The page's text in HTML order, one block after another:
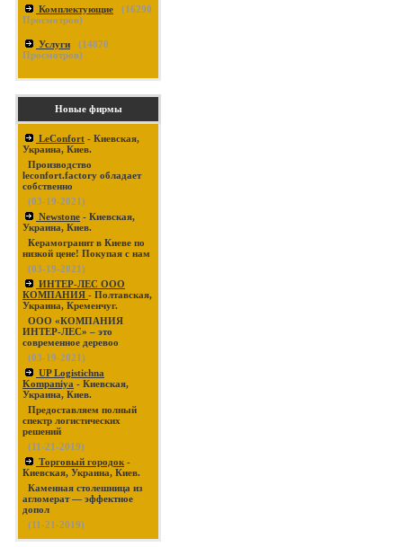
Комплектующие (16290
Просмотров)
Услуги (14870
Просмотров)
Новые фирмы
LeConfort - Киевская,
Украина, Киев.
Производство
leconfort.factory обладает
собственно
(03-19-2021)
Newstone - Киевская,
Украина, Киев.
Керамогранит в Киеве по
низкой цене! Покупая с нам
(03-19-2021)
ИНТЕР-ЛЕС ООО
КОМПАНИЯ - Полтавская,
Украина, Кременчуг.
ООО «КОМПАНИЯ
ИНТЕР-ЛЕС» – это
современное деревоо
(03-19-2021)
UP Logistichna
Kompaniya - Киевская,
Украина, Киев.
Предоставляем полный
спектр логистических
решений
(11-21-2019)
Торговый городок -
Киевская, Украина, Киев.
Каменная столешница из
агломерат — эффектное
допол
(11-21-2019)